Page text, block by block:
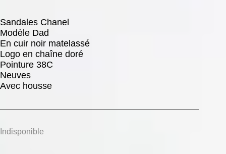
Sandales Chanel
Modèle Dad
En cuir noir matelassé
Logo en chaîne doré
Pointure 38C
Neuves
Avec housse
Indisponible